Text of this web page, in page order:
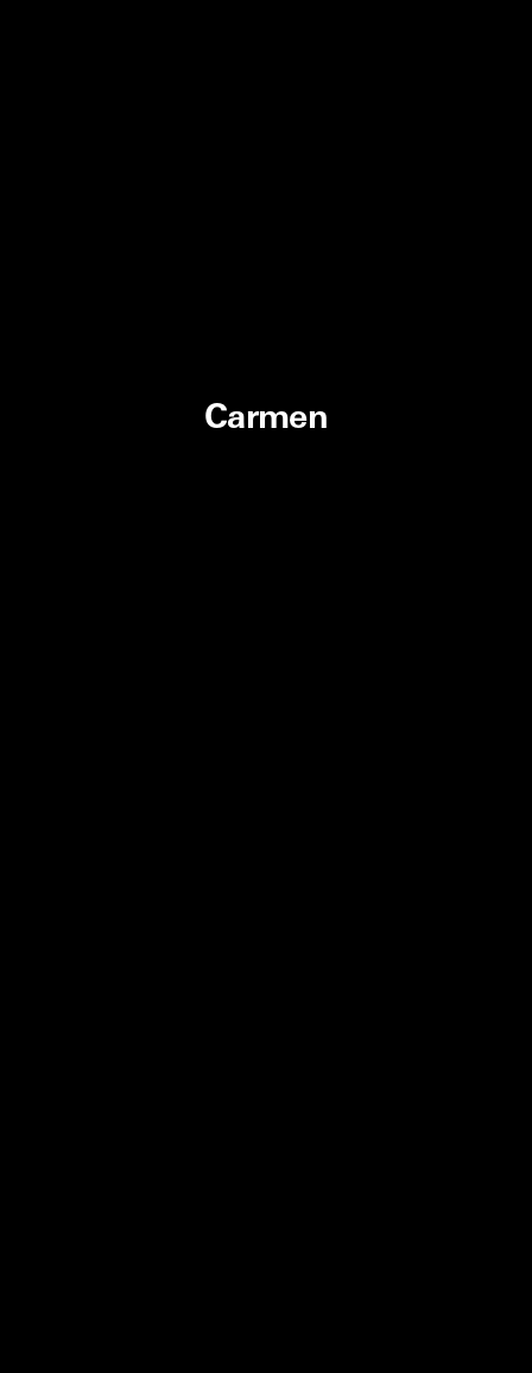
Carmen